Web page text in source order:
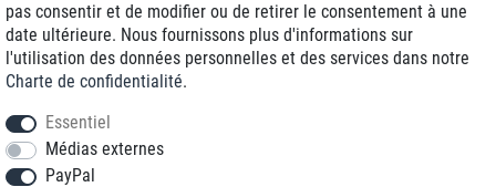
+33 1 70 99 07 94 *
pas consentir et de modifier ou de retirer le consentement à une
date ultérieure. Nous fournissons plus d'informations sur
l'utilisation des données personnelles et des services dans notre
Charte de confidentialité.
Essentiel
Médias externes
PayPal